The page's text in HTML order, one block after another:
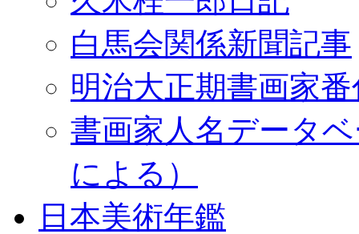
白馬会関係新聞記事
明治大正期書画家
書画家人名データ
による）
日本美術年鑑